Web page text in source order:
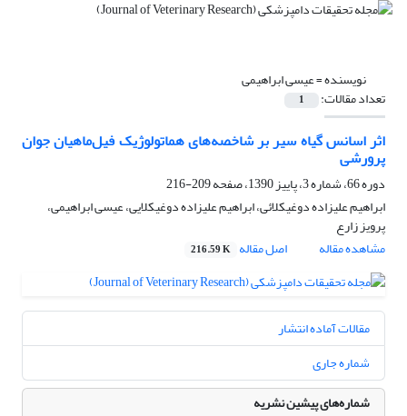
نویسنده =عیسی ابراهیمی
تعداد مقالات: 1
اثر اسانس گیاه سیر بر شاخصه‌های هماتولوژیک فیل‌ماهیان جوان
پرورشی
دوره 66، شماره 3، پاییز 1390، صفحه
209-216
ابراهیم علیزاده دوغیکلائی، ابراهیم علیزاده دوغیکلایی، عیسی ابراهیمی،
پرویز زارع
مشاهده مقاله
اصل مقاله 216.59 K
مقالات آماده انتشار
شماره جاری
شماره‌های پیشین نشریه